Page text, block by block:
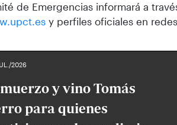
de Emergencias informará a
y perfiles oficiales en
2026
y vino Tomás
para quienes